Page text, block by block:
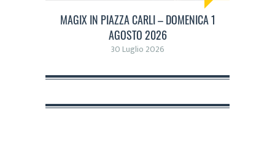
MAGIX IN PIAZZA CARLI – DOMENICA 1
AGOSTO 2026
30 Luglio 2026